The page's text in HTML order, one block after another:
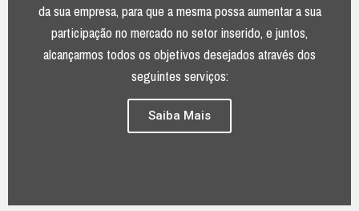
da sua empresa, para que a mesma possa aumentar a sua
participação no mercado no setor inserido, e juntos,
alcançarmos todos os objetivos desejados através dos
seguintes serviços:
Saiba Mais